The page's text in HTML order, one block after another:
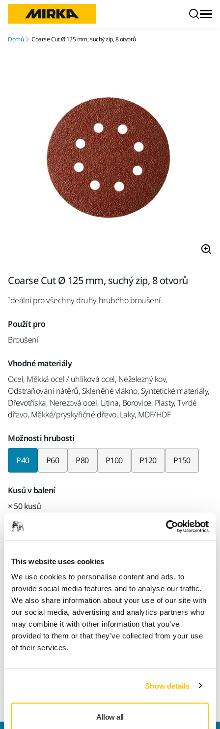
This website uses cookies
We use cookies to personalise content and ads, to
provide social media features and to analyse our traffic.
We also share information about your use of our site with
our social media, advertising and analytics partners who
may combine it with other information that you’ve
provided to them or that they’ve collected from your use
of their services.
Show details
Allow all
Domů Coarse Cut Ø 125 mm, suchý zip, 8 otvorů
Coarse Cut Ø 125 mm, suchý zip, 8 otvorů
Ideální pro všechny druhy hrubého broušení.
Použít pro
Broušení
Vhodné materiály
Ocel, Měkká ocel / uhlíková ocel, Neželezný kov,
Odstraňování nátěrů, Skleněné vlákno, Syntetické materiály,
Dřevotříska, Nerezová ocel, Litina, Borovice, Plasty, Tvrdé
dřevo, Měkké/pryskyřičné dřevo, Laky, MDF/HDF
Možnosti hrubosti
P40 P60 P80 P100 P120 P150
Kusů v balení
× 50 kusů
Kód Mirka
Informace o produktu
Technické údaje Ke stažení
Díky speciálně zesílenému materiálu nosiče a technologii
vlastnosti patří pružnost na zaoblených plochách, vynikající
odolnost proti roztržení a minimální zanášení.